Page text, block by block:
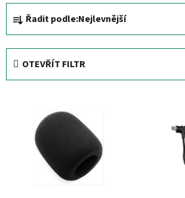
Ř
a
z
Řadit podle:Nejlevnější
OTEVŘÍT FILTR